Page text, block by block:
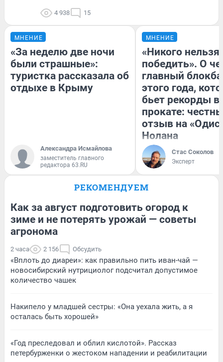
4 938 15
МНЕНИЕ
«За неделю две ночи
были страшные»:
туристка рассказала об
отдыхе в Крыму
Александра Исмайлова
заместитель главного
редактора 63.RU
МНЕНИЕ
«Никого нельзя
победить». О
главный
этого года,
бьет рекорды в
прокате:
отзыв на
Нолана
Стас Соколов
Эксперт
РЕКОМЕНДУЕМ
Как за август подготовить огород к
зиме и не потерять урожай — советы
агронома
2 часа 2 156 Обсудить
«Вплоть до диареи»: как правильно пить иван-чай —
новосибирский нутрициолог подсчитал допустимое
количество чашек
Накипело у младшей сестры: «Она уехала жить, а я
осталась быть хорошей»
«Год преследовал и облил кислотой». Рассказ
петербурженки о жестоком нападении и реабилитации